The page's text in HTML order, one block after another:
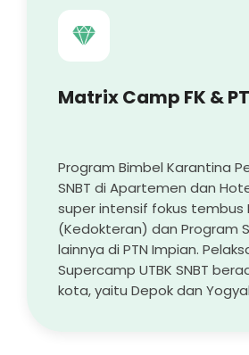
Matrix Camp FK &
Program Bimbel Karantina
SNBT di Apartemen dan
super intensif fokus tembus
(Kedokteran) dan Program
lainnya di PTN Impian.
Supercamp UTBK SNBT
kota, yaitu Depok dan